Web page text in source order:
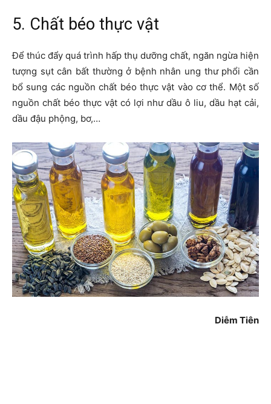
5. Chất béo thực vật
Để thúc đẩy quá trình hấp thụ dưỡng chất, ngăn ngừa hiện
tượng sụt cân bất thường ở bệnh nhân ung thư phổi cần
bổ sung các nguồn chất béo thực vật vào cơ thể. Một số
nguồn chất béo thực vật có lợi như dầu ô liu, dầu hạt cải,
dầu đậu phộng, bơ,…
Diễm Tiên